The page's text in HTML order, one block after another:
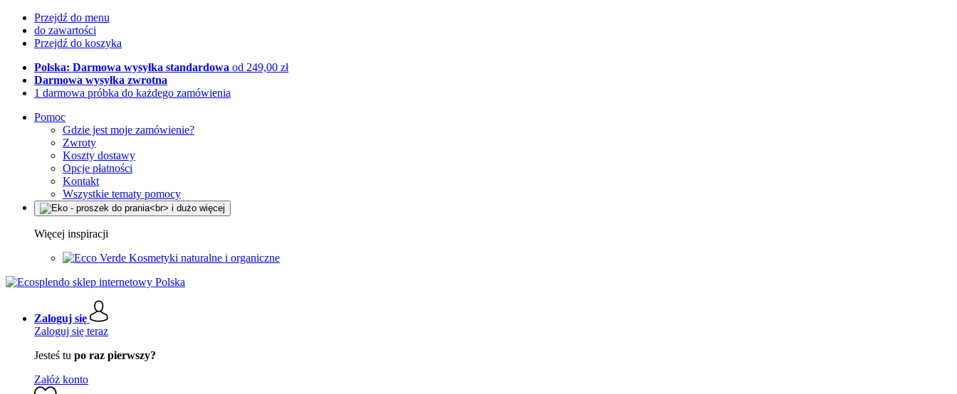
Przejdź do menu
do zawartości
Przejdź do koszyka
Polska: Darmowa wysyłka standardowa od 249,00 zł
Darmowa wysyłka zwrotna
1 darmowa próbka do każdego zamówienia
Pomoc
Gdzie jest moje zamówienie?
Zwroty
Koszty dostawy
Opcje płatności
Kontakt
Wszystkie tematy pomocy
Więcej inspiracji
Kosmetyki naturalne i organiczne
Zaloguj się
Zaloguj się teraz
Jesteś tu po raz pierwszy?
Załóż konto